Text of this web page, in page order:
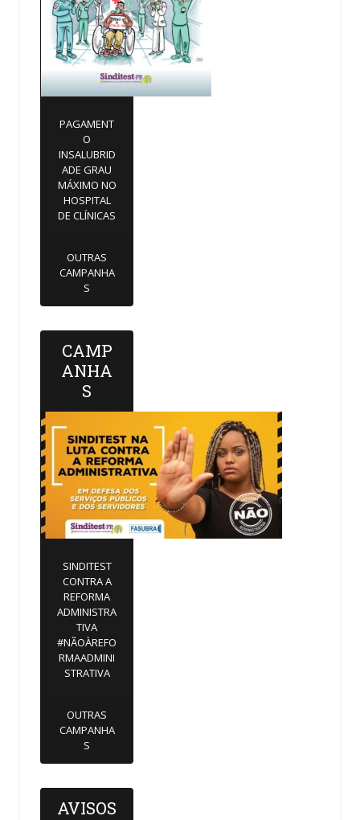
PAGAMENT
O
INSALUBRID
ADE GRAU
MÁXIMO NO
HOSPITAL
DE CLÍNICAS
OUTRAS
CAMPANHA
S
CAMP
ANHA
S
SINDITEST
CONTRA A
REFORMA
ADMINISTRA
TIVA
#NÃOÀREFO
RMAADMINI
STRATIVA
OUTRAS
CAMPANHA
S
AVISOS